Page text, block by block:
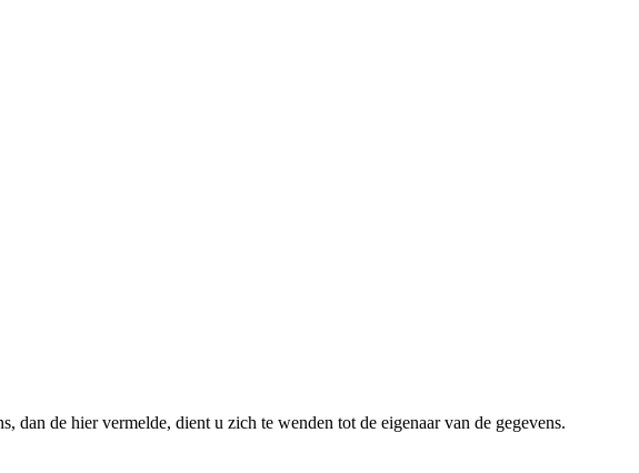
dan de hier vermelde, dient u zich te wenden tot de eigenaar van de gegevens.